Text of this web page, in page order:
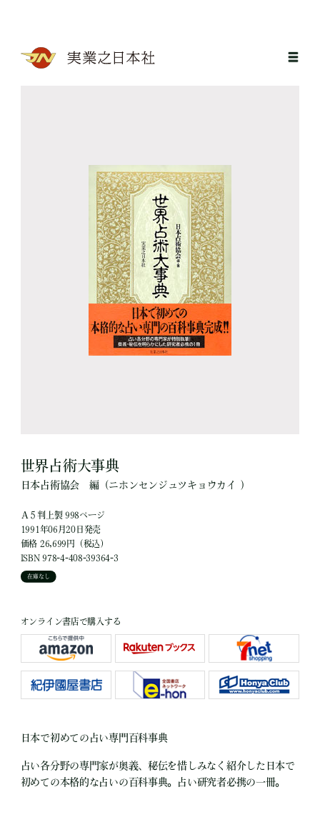
世界占術大事典
日本占術協会 編（ニホンセンジュツキョウカイ ）
Ａ５判上製 998ページ
1991年06月20日発売
価格 26,699円（税込）
ISBN 978-4-408-39364-3
在庫なし
オンライン書店で購入する
日本で初めての占い専門百科事典
占い各分野の専門家が奥義、秘伝を惜しみなく紹介した日本で
初めての本格的な占いの百科事典。占い研究者必携の一冊。